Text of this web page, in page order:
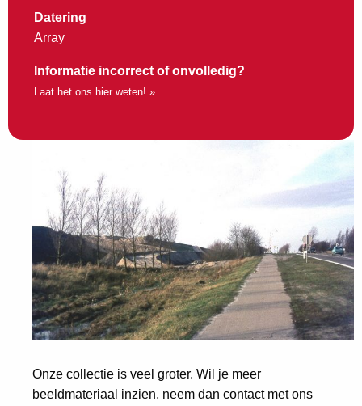
Datering
Array
Informatie incorrect of onvolledig?
Laat het ons hier weten! »
Onze collectie is veel groter. Wil je meer
beeldmateriaal inzien, neem dan contact met ons